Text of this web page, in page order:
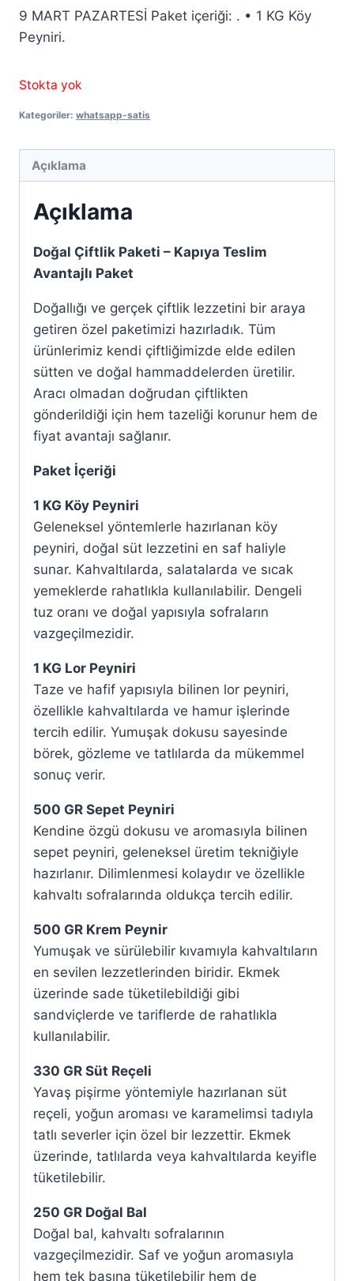
9 MART PAZARTESİ Paket içeriği: . • 1 KG Köy
Peyniri.
Stokta yok
Kategoriler: whatsapp-satis
Açıklama
Açıklama
Doğal Çiftlik Paketi – Kapıya Teslim
Avantajlı Paket
Doğallığı ve gerçek çiftlik lezzetini bir araya
getiren özel paketimizi hazırladık. Tüm
ürünlerimiz kendi çiftliğimizde elde edilen
sütten ve doğal hammaddelerden üretilir.
Aracı olmadan doğrudan çiftlikten
gönderildiği için hem tazeliği korunur hem de
fiyat avantajı sağlanır.
Paket İçeriği
1 KG Köy Peyniri
Geleneksel yöntemlerle hazırlanan köy
peyniri, doğal süt lezzetini en saf haliyle
sunar. Kahvaltılarda, salatalarda ve sıcak
yemeklerde rahatlıkla kullanılabilir. Dengeli
tuz oranı ve doğal yapısıyla sofraların
vazgeçilmezidir.
1 KG Lor Peyniri
Taze ve hafif yapısıyla bilinen lor peyniri,
özellikle kahvaltılarda ve hamur işlerinde
tercih edilir. Yumuşak dokusu sayesinde
börek, gözleme ve tatlılarda da mükemmel
sonuç verir.
500 GR Sepet Peyniri
Kendine özgü dokusu ve aromasıyla bilinen
sepet peyniri, geleneksel üretim tekniğiyle
hazırlanır. Dilimlenmesi kolaydır ve özellikle
kahvaltı sofralarında oldukça tercih edilir.
500 GR Krem Peynir
Yumuşak ve sürülebilir kıvamıyla kahvaltıların
en sevilen lezzetlerinden biridir. Ekmek
üzerinde sade tüketilebildiği gibi
sandviçlerde ve tariflerde de rahatlıkla
kullanılabilir.
330 GR Süt Reçeli
Yavaş pişirme yöntemiyle hazırlanan süt
reçeli, yoğun aroması ve karamelimsi tadıyla
tatlı severler için özel bir lezzettir. Ekmek
üzerinde, tatlılarda veya kahvaltılarda keyifle
tüketilebilir.
250 GR Doğal Bal
Doğal bal, kahvaltı sofralarının
vazgeçilmezidir. Saf ve yoğun aromasıyla
hem tek başına tüketilebilir hem de